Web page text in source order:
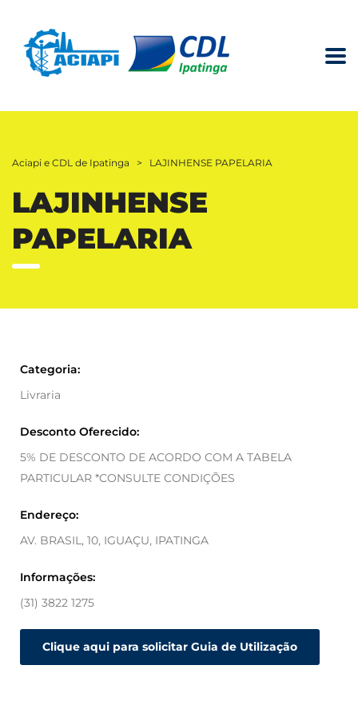
Aciapi e CDL de Ipatinga > LAJINHENSE PAPELARIA
LAJINHENSE
PAPELARIA
Categoria:
Livraria
Desconto Oferecido:
5% DE DESCONTO DE ACORDO COM A TABELA
PARTICULAR *CONSULTE CONDIÇÕES
Endereço:
AV. BRASIL, 10, IGUAÇU, IPATINGA
Informações:
(31) 3822 1275
Clique aqui para solicitar Guia de Utilização